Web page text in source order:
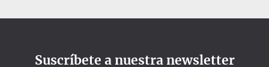
Suscríbete a nuestra newsletter